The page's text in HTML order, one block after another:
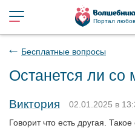
Портал
Бесплатные вопросы
Останется ли со
Виктория
02.01.2025 в
Говорит что есть другая.